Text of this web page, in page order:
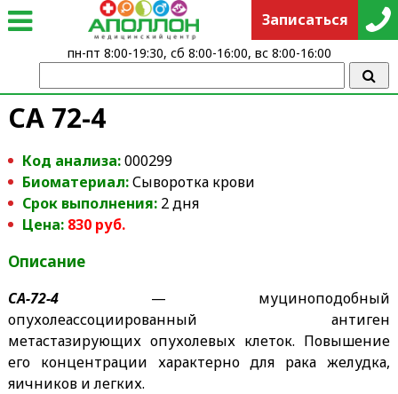
СА 72-4
Код анализа:000299
Биоматериал:Сыворотка крови
Срок выполнения:2 дня
Цена: 830 руб.
Описание
СА-72-4— муциноподобный
опухолеассоциированный антиген
метастазирующих опухолевых клеток. Повышение
его концентрации характерно для рака желудка,
яичников и легких.
Записаться
пн-пт 8:00-19:30, сб 8:00-16:00, вс 8:00-16:00